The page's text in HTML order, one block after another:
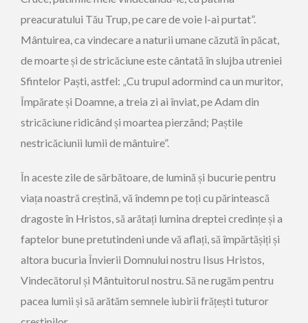
preacuratului Tău Trup, pe care de voie l-ai purtat”.
Mântuirea, ca vindecare a naturii umane căzută în păcat,
de moarte și de stricăciune este cântată în slujba utreniei
Sfintelor Paști, astfel: „Cu trupul adormind ca un muritor,
Împărate și Doamne, a treia zi ai înviat, pe Adam din
stricăciune ridicând și moartea pierzând; Paștile
nestricăciunii lumii de mântuire”.
În aceste zile de sărbătoare, de lumină și bucurie pentru
viața noastră creștină, vă îndemn pe toți cu părintească
dragoste în Hristos, să arătați lumina dreptei credințe și a
faptelor bune pretutindeni unde vă aflați, să împărtășiți și
altora bucuria Învierii Domnului nostru Iisus Hristos,
Vindecătorul și Mântuitorul nostru. Să ne rugăm pentru
pacea lumii și să arătăm semnele iubirii frățești tuturor